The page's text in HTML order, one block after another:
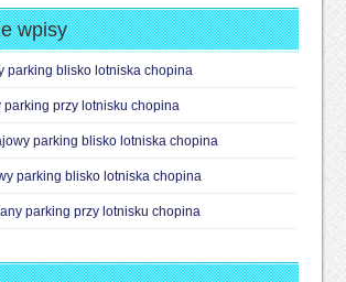
wpisy
parking blisko lotniska chopina
parking przy lotnisku chopina
parking blisko lotniska chopina
parking blisko lotniska chopina
parking przy lotnisku chopina